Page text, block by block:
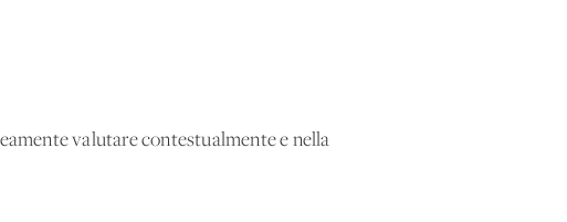
valutare contestualmente e nella